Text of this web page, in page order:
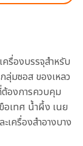
รื่องบรรจุสำหรับ
ลุ่มซอส ของเหลว
องการควบคุม
อเทศ น้ำผึ้ง เนย
ครื่องสำอางบาง